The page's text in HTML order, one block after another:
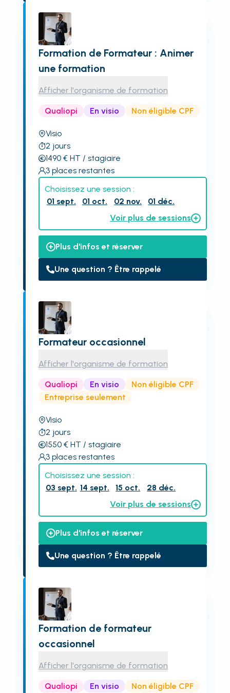
Formation de Formateur : Animer
une formation
Afficher l'organisme de formation
Qualiopi En visio Non éligible CPF
Visio
2 jours
1490€ HT / stagiaire
3 places restantes
Choisissez une session :
01 sept.
01 oct. 02 nov.
01 déc.
Voir plus de sessions
Plus d'infos et réserver
Une question ? Être rappelé
Formateur occasionnel
Afficher l'organisme de formation
Qualiopi En visio
Non éligible CPF
Entreprise seulement
Visio
2 jours
1550€ HT / stagiaire
3 places restantes
Choisissez une session :
03 sept. 14 sept. 15 oct.
28 déc.
Voir plus de sessions
Plus d'infos et réserver
Une question ? Être rappelé
Formation de formateur
occasionnel
Afficher l'organisme de formation
Qualiopi En visio Non éligible CPF